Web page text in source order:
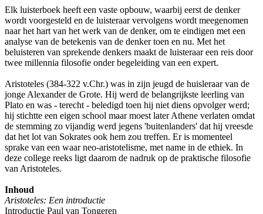
Elk luisterboek heeft een vaste opbouw, waarbij eerst de denker
wordt voorgesteld en de luisteraar vervolgens wordt meegenomen
naar het hart van het werk van de denker, om te eindigen met een
analyse van de betekenis van de denker toen en nu. Met het
beluisteren van sprekende denkers maakt de luisteraar een reis door
twee millennia filosofie onder begeleiding van een expert.
Aristoteles (384-322 v.Chr.) was in zijn jeugd de huisleraar van de
jonge Alexander de Grote. Hij werd de belangrijkste leerling van
Plato en was - terecht - beledigd toen hij niet diens opvolger werd;
hij stichtte een eigen school maar moest later Athene verlaten omdat
de stemming zo vijandig werd jegens 'buitenlanders' dat hij vreesde
dat het lot van Sokrates ook hem zou treffen. Er is momenteel
sprake van een waar neo-aristotelisme, met name in de ethiek. In
deze college reeks ligt daarom de nadruk op de praktische filosofie
van Aristoteles.
Inhoud
Aristoteles: Een introductie
Introductie Paul van Tongeren